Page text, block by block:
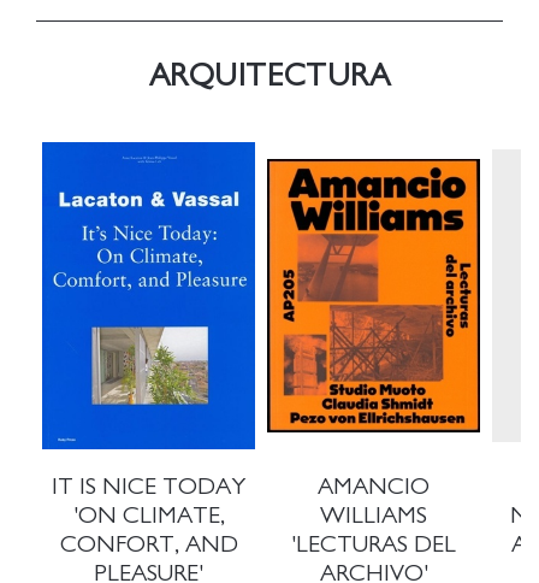
ARQUITECTURA
IT IS NICE TODAY
'ON CLIMATE,
CONFORT, AND
PLEASURE'
AMANCIO
WILLIAMS
'LECTURAS DEL
ARCHIVO'